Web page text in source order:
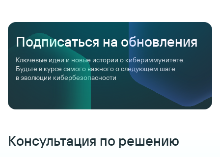
Подписаться на обновления
Консультация по решению